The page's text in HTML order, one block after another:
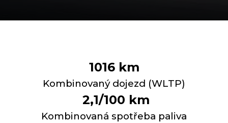
1016 km
Kombinovaný dojezd (WLTP)
2,1/100 km
Kombinovaná spotřeba paliva